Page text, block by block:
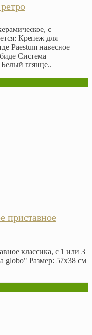
с
Крепеж для
Paestum навесное
Система
глянце..
приставное
классика, с 1 или 3
globo" Размер: 57х38 см